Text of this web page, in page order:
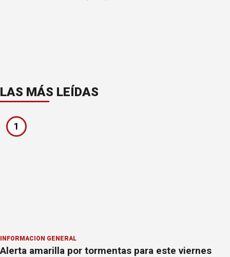
LAS MÁS LEÍDAS
1
INFORMACION GENERAL
Alerta amarilla por tormentas para este viernes